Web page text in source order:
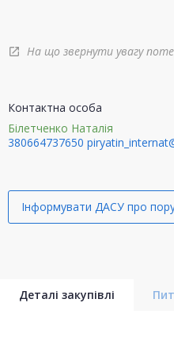
open_in_new На що звернути увагу
Контактна особа
Білетченко Наталія
380664737650
Інформувати ДАСУ про
Деталі закупівлі